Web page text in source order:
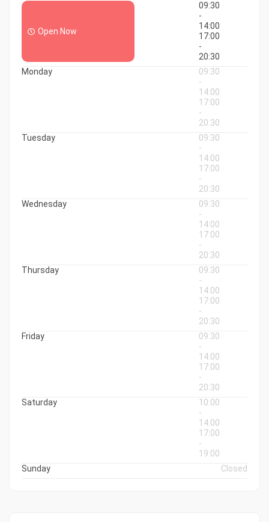
Open Now
09:30
-
14:00
17:00
-
20:30
Monday
09:30
-
14:00
17:00
-
20:30
Tuesday
09:30
-
14:00
17:00
-
20:30
Wednesday
09:30
-
14:00
17:00
-
20:30
Thursday
09:30
-
14:00
17:00
-
20:30
Friday
09:30
-
14:00
17:00
-
20:30
Saturday
10:00
-
14:00
17:00
-
19:00
Sunday
Closed